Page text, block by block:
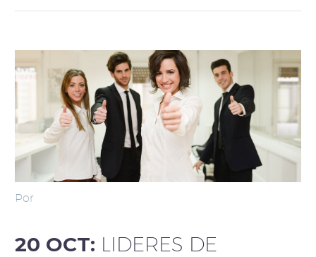
Por
20 OCT: LIDERES DE